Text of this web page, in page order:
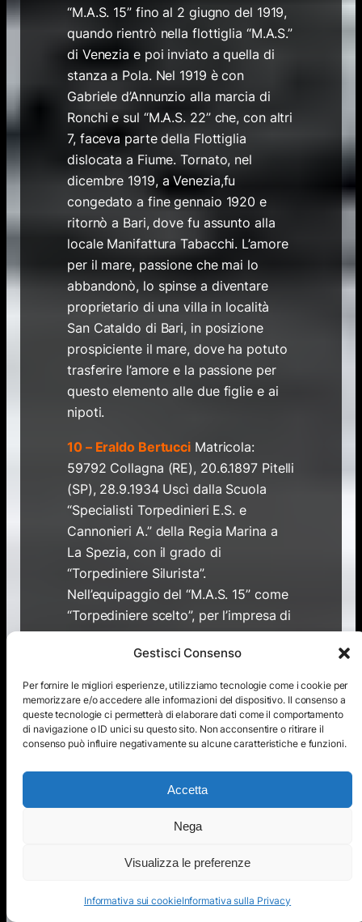
Gestisci Consenso
Per fornire le migliori esperienze, utilizziamo tecnologie come i cookie per
memorizzare e/o accedere alle informazioni del dispositivo. Il consenso a
queste tecnologie ci permetterà di elaborare dati come il comportamento
di navigazione o ID unici su questo sito. Non acconsentire o ritirare il
consenso può influire negativamente su alcune caratteristiche e funzioni.
Accetta
Nega
Visualizza le preferenze
Informativa sui cookieInformativa sulla Privacy
“M.A.S. 15” fino al 2 giugno del 1919,
quando rientrò nella flottiglia “M.A.S.”
di Venezia e poi inviato a quella di
stanza a Pola. Nel 1919 è con
Gabriele d’Annunzio alla marcia di
Ronchi e sul “M.A.S. 22” che, con altri
7, faceva parte della Flottiglia
dislocata a Fiume. Tornato, nel
dicembre 1919, a Venezia,fu
congedato a fine gennaio 1920 e
ritornò a Bari, dove fu assunto alla
locale Manifattura Tabacchi. L’amore
per il mare, passione che mai lo
abbandonò, lo spinse a diventare
proprietario di una villa in località
San Cataldo di Bari, in posizione
prospiciente il mare, dove ha potuto
trasferire l’amore e la passione per
questo elemento alle due figlie e ai
nipoti.
10 – Eraldo Bertucci Matricola:
59792 Collagna (RE), 20.6.1897 Pitelli
(SP), 28.9.1934 Uscì dalla Scuola
“Specialisti Torpedinieri E.S. e
Cannonieri A.” della Regia Marina a
La Spezia, con il grado di
“Torpediniere Silurista”.
Nell’equipaggio del “M.A.S. 15” come
“Torpediniere scelto”, per l’impresa di
Premuda, ebbe la promozione a
“Sottocapo torpediniere S”. Dopo
Premuda sposò Bice Calzolari,
sorella di Oniglio Calzolari, che
partecipò alla “Beffa di Buccari” sul
“M.A.S.95”,al comando del tenente di
Bertucci rimase in servizio nella
Regia Marina nel Compartimento
Marittimo di La Spezia fino al 4
una malattia, Eraldo morì nel 1934, a